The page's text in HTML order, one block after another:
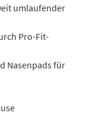
umlaufender
Pro-Fit-
Nasenpads für